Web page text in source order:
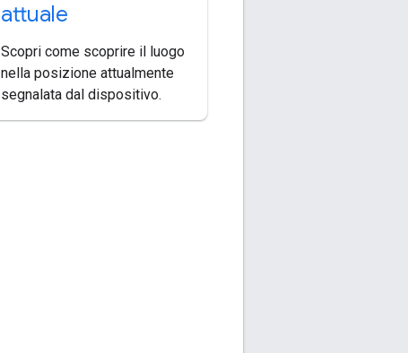
attuale
Scopri come scoprire il luogo
nella posizione attualmente
segnalata dal dispositivo.